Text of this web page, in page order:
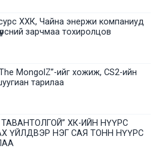
ХХК, Чайна энержи компаниуд
зарчмаа тохиролцов
MongolZ”-ийг хожиж, CS2-ийн
тарилаа
ХК-ИЙН НҮҮРС
ҮЙЛДВЭР НЭГ САЯ ТОНН НҮҮРС